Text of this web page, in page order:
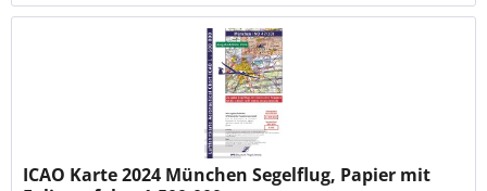
ICAO Karte 2024 München Segelflug, Papier mit